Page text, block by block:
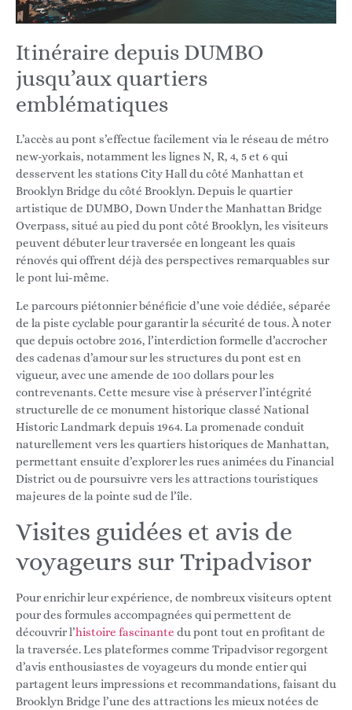
Itinéraire depuis DUMBO
jusqu’aux quartiers
emblématiques
L’accès au pont s’effectue facilement via le réseau de métro
new-yorkais, notamment les lignes N, R, 4, 5 et 6 qui
desservent les stations City Hall du côté Manhattan et
Brooklyn Bridge du côté Brooklyn. Depuis le quartier
artistique de DUMBO, Down Under the Manhattan Bridge
Overpass, situé au pied du pont côté Brooklyn, les visiteurs
peuvent débuter leur traversée en longeant les quais
rénovés qui offrent déjà des perspectives remarquables sur
le pont lui-même.
Le parcours piétonnier bénéficie d’une voie dédiée, séparée
de la piste cyclable pour garantir la sécurité de tous. À noter
que depuis octobre 2016, l’interdiction formelle d’accrocher
des cadenas d’amour sur les structures du pont est en
vigueur, avec une amende de 100 dollars pour les
contrevenants. Cette mesure vise à préserver l’intégrité
structurelle de ce monument historique classé National
Historic Landmark depuis 1964. La promenade conduit
naturellement vers les quartiers historiques de Manhattan,
permettant ensuite d’explorer les rues animées du Financial
District ou de poursuivre vers les attractions touristiques
majeures de la pointe sud de l’île.
Visites guidées et avis de
voyageurs sur Tripadvisor
Pour enrichir leur expérience, de nombreux visiteurs optent
pour des formules accompagnées qui permettent de
découvrir l’histoire fascinante du pont tout en profitant de
la traversée. Les plateformes comme Tripadvisor regorgent
d’avis enthousiastes de voyageurs du monde entier qui
partagent leurs impressions et recommandations, faisant du
Brooklyn Bridge l’une des attractions les mieux notées de